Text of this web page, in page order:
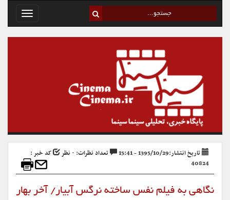
Toggle
تاریخ انتشار:1395/10/29 - 15:41 تعداد نظرات: ۰ نظر
کد خبر :
40824
نگاهی به فیلم نفس ساخته نرگس آبیار/ آخر بهار